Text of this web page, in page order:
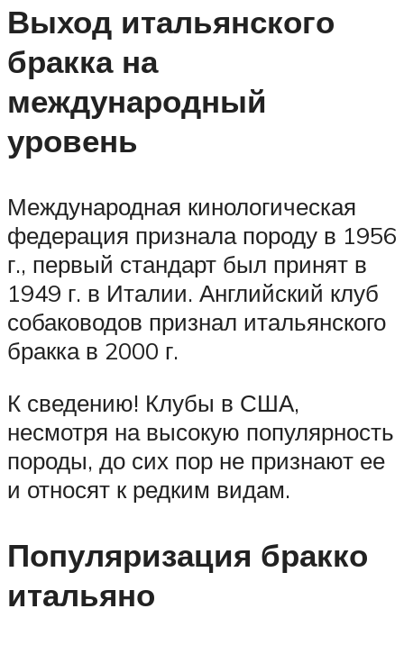
Выход итальянского
бракка на
международный
уровень
Международная кинологическая
федерация признала породу в 1956
г., первый стандарт был принят в
1949 г. в Италии. Английский клуб
собаководов признал итальянского
бракка в 2000 г.
К сведению! Клубы в США,
несмотря на высокую популярность
породы, до сих пор не признают ее
и относят к редким видам.
Популяризация бракко
итальяно